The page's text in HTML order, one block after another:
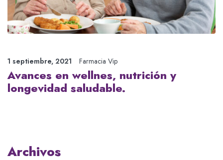
1 septiembre, 2021 Farmacia Vip
Avances en wellnes, nutrición y
longevidad saludable.
Archivos